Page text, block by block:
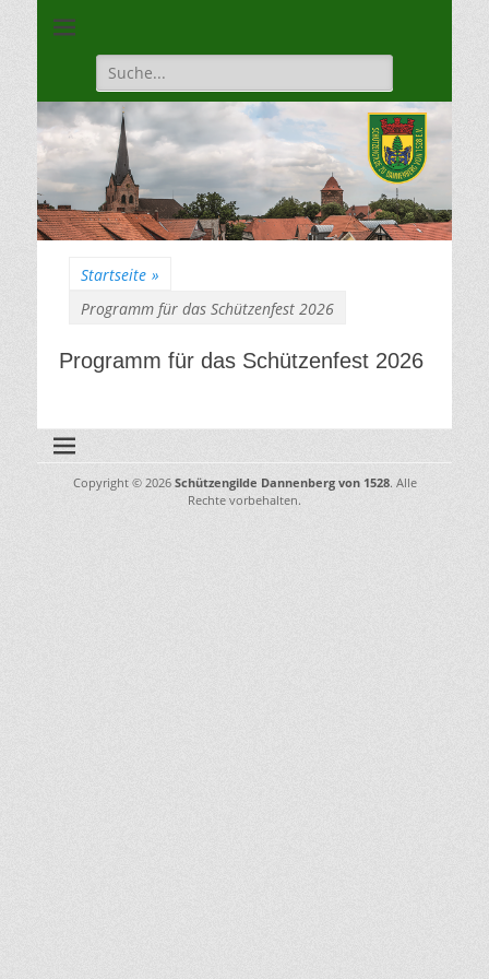
1528
Suche
für:
Startseite »
Programm für das Schützenfest 2026
Programm für das Schützenfest 2026
Copyright © 2026 Schützengilde Dannenberg von 1528. Alle
Rechte vorbehalten.